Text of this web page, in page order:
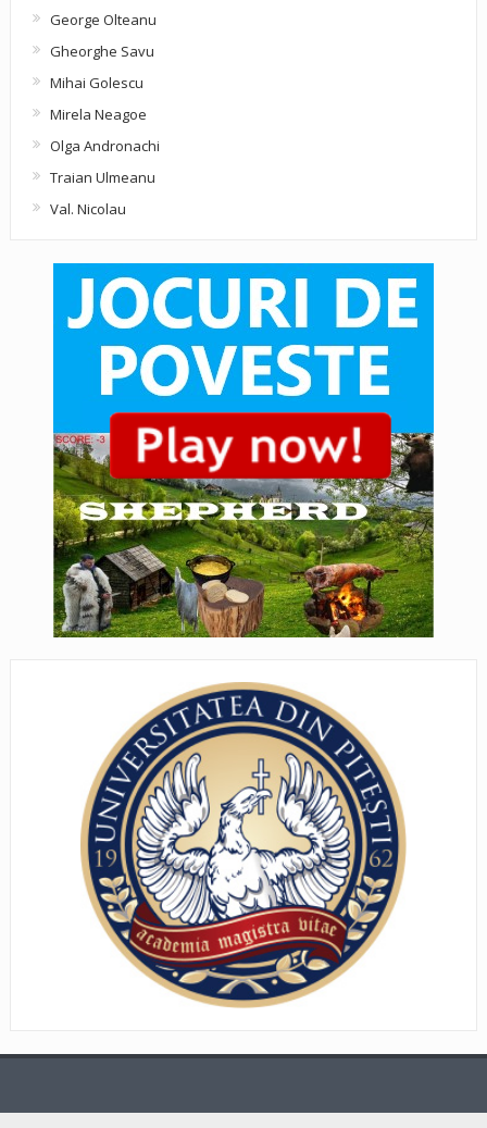
George Olteanu
Gheorghe Savu
Mihai Golescu
Mirela Neagoe
Olga Andronachi
Traian Ulmeanu
Val. Nicolau